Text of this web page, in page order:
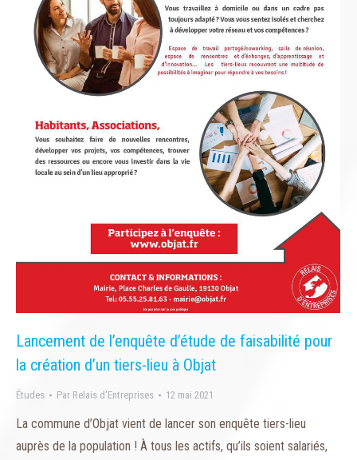
Lancement de l’enquête d’étude de faisabilité pour
la création d’un tiers-lieu à Objat
Études Par Relais d'Entreprises 12 mai 2021
La commune d’Objat vient de lancer son enquête tiers-lieu
auprès de la population ! À tous les actifs, qu’ils soient salariés,